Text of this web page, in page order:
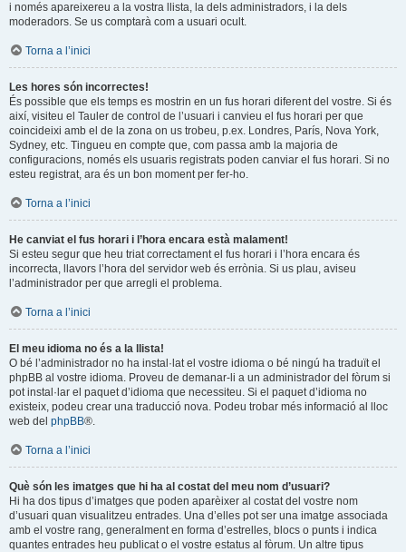
i només apareixereu a la vostra llista, la dels administradors, i la dels
moderadors. Se us comptarà com a usuari ocult.
Torna a l’inici
Les hores són incorrectes!
És possible que els temps es mostrin en un fus horari diferent del vostre. Si és
així, visiteu el Tauler de control de l’usuari i canvieu el fus horari per que
coincideixi amb el de la zona on us trobeu, p.ex. Londres, París, Nova York,
Sydney, etc. Tingueu en compte que, com passa amb la majoria de
configuracions, només els usuaris registrats poden canviar el fus horari. Si no
esteu registrat, ara és un bon moment per fer-ho.
Torna a l’inici
He canviat el fus horari i l’hora encara està malament!
Si esteu segur que heu triat correctament el fus horari i l’hora encara és
incorrecta, llavors l’hora del servidor web és errònia. Si us plau, aviseu
l’administrador per que arregli el problema.
Torna a l’inici
El meu idioma no és a la llista!
O bé l’administrador no ha instal·lat el vostre idioma o bé ningú ha traduït el
phpBB al vostre idioma. Proveu de demanar-li a un administrador del fòrum si
pot instal·lar el paquet d’idioma que necessiteu. Si el paquet d’idioma no
existeix, podeu crear una traducció nova. Podeu trobar més informació al lloc
web del phpBB®.
Torna a l’inici
Què són les imatges que hi ha al costat del meu nom d’usuari?
Hi ha dos tipus d’imatges que poden aparèixer al costat del vostre nom
d’usuari quan visualitzeu entrades. Una d’elles pot ser una imatge associada
amb el vostre rang, generalment en forma d’estrelles, blocs o punts i indica
quantes entrades heu publicat o el vostre estatus al fòrum. Un altre tipus